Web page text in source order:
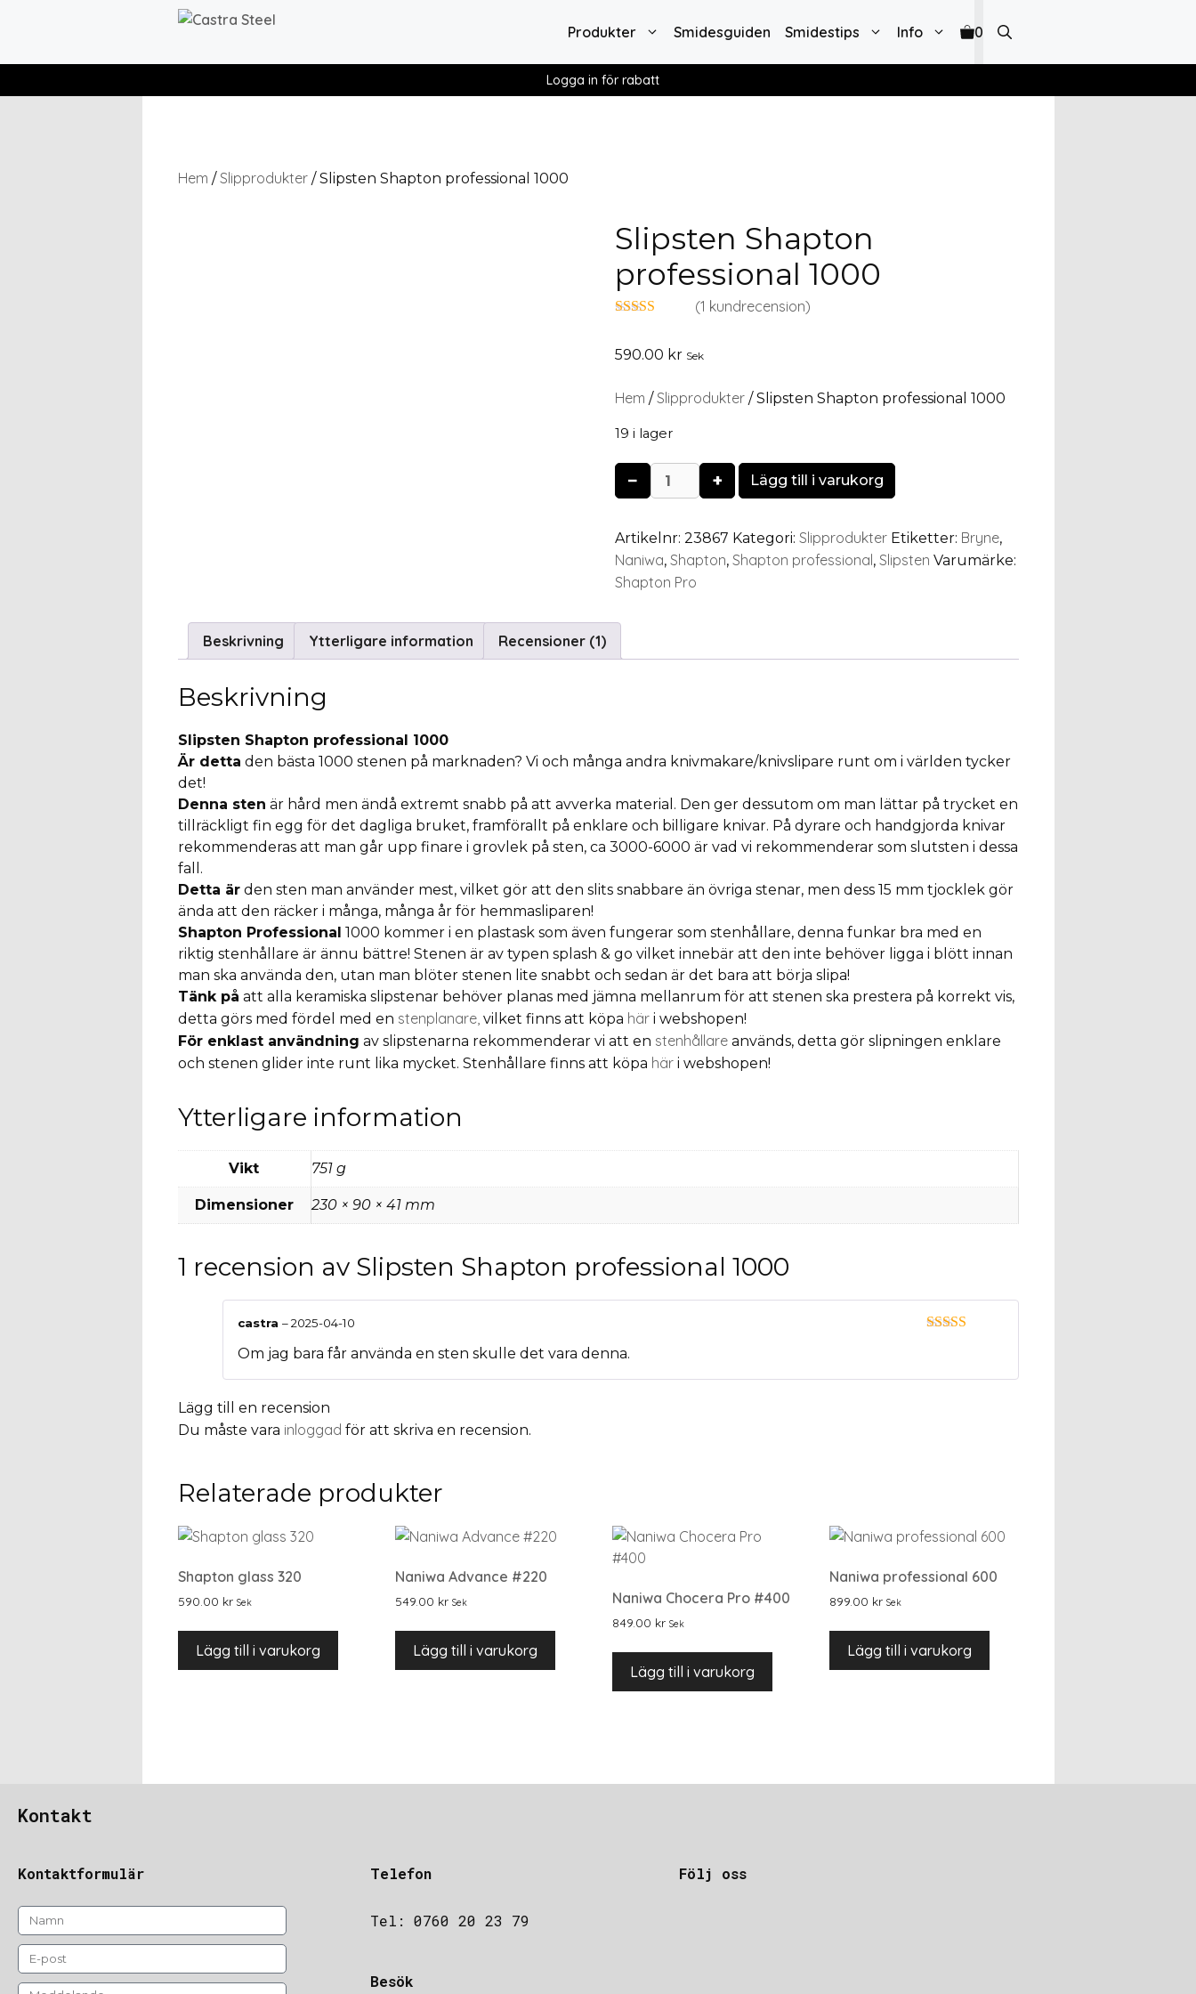
Produkter Smidesguiden Smidestips Info 0
Logga in för rabatt
Hem /Slipprodukter/ Slipsten Shapton professional 1000
Slipsten Shapton
professional 1000
(1 kundrecension)
590.00 kr Sek
Hem /Slipprodukter/ Slipsten Shapton professional 1000
19 i lager
− + Lägg till i varukorg
Artikelnr: 23867 Kategori: Slipprodukter Etiketter: Bryne,
Naniwa, Shapton, Shapton professional, Slipsten Varumärke:
Shapton Pro
Beskrivning Ytterligare information Recensioner (1)
Beskrivning
Slipsten Shapton professional 1000
Är detta den bästa 1000 stenen på marknaden? Vi och många andra knivmakare/knivslipare runt om i världen tycker
det!
Denna sten är hård men ändå extremt snabb på att avverka material. Den ger dessutom om man lättar på trycket en
tillräckligt fin egg för det dagliga bruket, framförallt på enklare och billigare knivar. På dyrare och handgjorda knivar
rekommenderas att man går upp finare i grovlek på sten, ca 3000-6000 är vad vi rekommenderar som slutsten i dessa
fall.
Detta ärden sten man använder mest, vilket gör att den slits snabbare än övriga stenar, men dess 15 mm tjocklek gör
ända att den räcker i många, många år för hemmasliparen!
Shapton Professional 1000 kommer i en plastask som även fungerar som stenhållare, denna funkar bra med en
riktig stenhållare är ännu bättre! Stenen är av typen splash & go vilket innebär att den inte behöver ligga i blött innan
man ska använda den, utan man blöter stenen lite snabbt och sedan är det bara att börja slipa!
Tänk på att alla keramiska slipstenar behöver planas med jämna mellanrum för att stenen ska prestera på korrekt vis,
detta görs med fördel med en stenplanare, vilket finns att köpa häri webshopen!
För enklast användning av slipstenarna rekommenderar vi att en stenhållareanvänds, detta gör slipningen enklare
och stenen glider inte runt lika mycket. Stenhållare finns att köpa häri webshopen!
Ytterligare information
Vikt 751 g
Dimensioner 230 × 90 × 41 mm
1 recension av Slipsten Shapton professional 1000
castra – 2025-04-10
Om jag bara får använda en sten skulle det vara denna.
Lägg till en recension
Du måste vara inloggad för att skriva en recension.
Relaterade produkter
Shapton glass 320
590.00 kr Sek
Lägg till i varukorg
Naniwa Advance #220
549.00 kr Sek
Lägg till i varukorg
Naniwa Chocera Pro #400
849.00 kr Sek
Lägg till i varukorg
Naniwa professional 600
899.00 kr Sek
Lägg till i varukorg
Kontakt
Kontaktformulär Telefon
Tel: 0760 20 23 79
Besök
Följ oss